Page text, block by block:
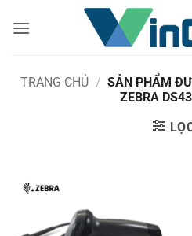
qua
TRANG CHỦ / SẢN PHẨM
ZEBRA